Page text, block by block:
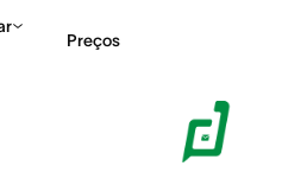
Preços